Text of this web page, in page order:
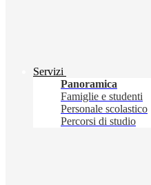
Servizi
Panoramica
Famiglie e studenti
Personale scolastico
Percorsi di studio